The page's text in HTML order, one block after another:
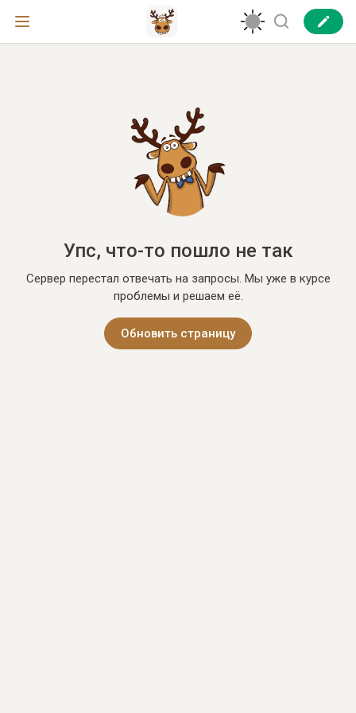
Упс, что-то пошло не так
Сервер перестал отвечать на запросы. Мы уже в курсе
проблемы и решаем её.
Обновить страницу